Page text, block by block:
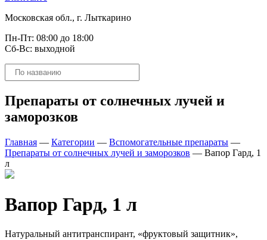
Московская обл., г. Лыткарино
Пн-Пт: 08:00 до 18:00
Сб-Вс: выходной
Поиск
товаров
Препараты от солнечных лучей и
заморозков
Главная — Категории — Вспомогательные препараты —
Препараты от солнечных лучей и заморозков — Вапор Гард, 1
л
Вапор Гард, 1 л
Натуральный антитранспирант, «фруктовый защитник»,